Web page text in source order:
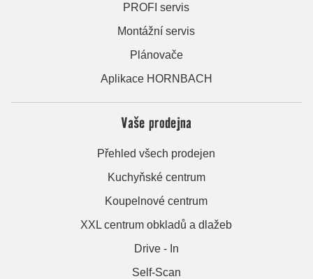
PROFI servis
Montážní servis
Plánovače
Aplikace HORNBACH
Vaše prodejna
Přehled všech prodejen
Kuchyňské centrum
Koupelnové centrum
XXL centrum obkladů a dlažeb
Drive - In
Self-Scan